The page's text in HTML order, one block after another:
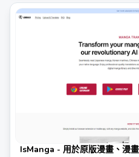
IsManga - 用於原版漫畫、漫